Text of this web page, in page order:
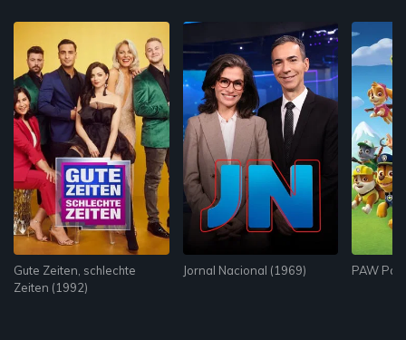
Gute Zeiten, schlechte
Zeiten (1992)
Jornal Nacional (1969) PAW